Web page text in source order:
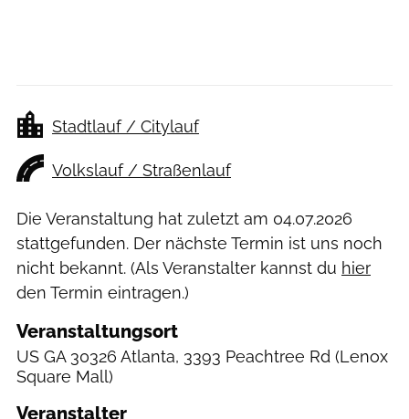
Stadtlauf / Citylauf
Volkslauf / Straßenlauf
Die Veranstaltung hat zuletzt am 04.07.2026
stattgefunden. Der nächste Termin ist uns noch
nicht bekannt. (Als Veranstalter kannst du hier
den Termin eintragen.)
Veranstaltungsort
US GA 30326 Atlanta, 3393 Peachtree Rd (Lenox
Square Mall)
Veranstalter